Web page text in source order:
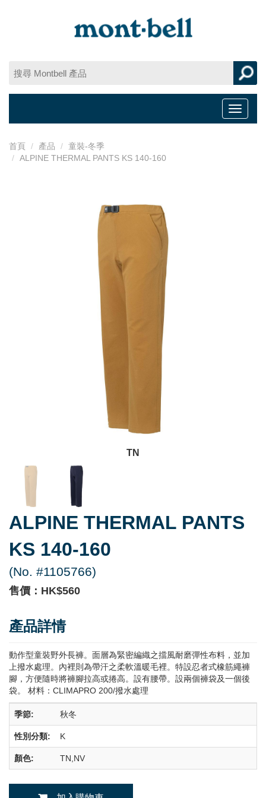
Toggle
首頁 產品
童裝-冬季
ALPINE THERMAL PANTS KS 140-160
TN
ALPINE THERMAL PANTS
KS 140-160
(No. #1105766)
售價：HK$560
產品詳情
動作型童裝野外長褲。面層為緊密編織之擋風耐磨彈性布料，並加
上撥水處理。內裡則為帶汗之柔軟溫暖毛裡。特設忍者式橡筋繩褲
腳，方便隨時將褲腳拉高或捲高。設有腰帶。設兩個褲袋及一個後
袋。 材料：CLIMAPRO 200/撥水處理
季節: 秋冬
性別分類: K
顏色: TN,NV